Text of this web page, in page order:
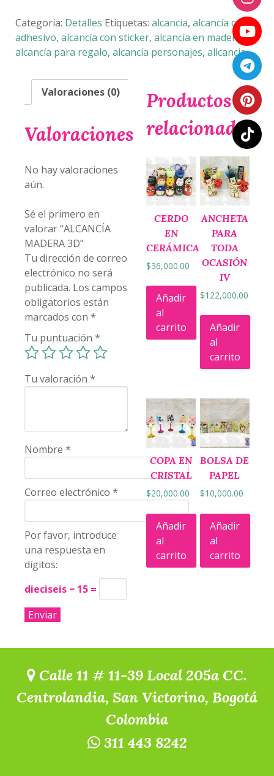
cantidad
Categoría: Detalles Etiquetas: alcancia, alcancía con
adhesivo, alcancía con sticker, alcancía en madera,
alcancía para regalo, alcancía personajes, allcancia
Valoraciones (0)
Valoraciones
No hay valoraciones
aún.
Sé el primero en
valorar “ALCANCÍA
MADERA 3D”
Tu dirección de correo
electrónico no será
publicada. Los campos
obligatorios están
marcados con *
Tu puntuación *
Tu valoración *
Nombre *
Correo electrónico *
Por favor, introduce
una respuesta en
dígitos:
dieciseis − 15 =
Productos
relacionados
CERDO
EN
CERÁMICA
$36,000.00
Añadir
al
carrito
ANCHETA
PARA
TODA
OCASIÓN
IV
$122,000.00
Añadir
al
carrito
COPA EN
CRISTAL
$20,000.00
Añadir
al
carrito
BOLSA DE
PAPEL
$10,000.00
Añadir
al
carrito
Calle 11 # 11-39 Local 205a CC.
Centrolandia, San Victorino, Bogotá
Colombia
311 443 8242